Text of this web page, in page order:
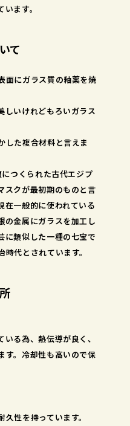
ます。
て
面にガラス質の釉薬を焼
しいけれどもろいガラス
した複合材料と言えま
つくられた古代エジプ
スクが最初期のものと言
在一般的に使われている
の金属にガラスを加工し
に類似した一種の七宝で
代とされています。
る為、熱伝導が良く、
す。冷却性も高いので保
性を持っています。